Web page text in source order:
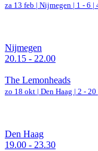
za 13 feb | Nijmegen | 1 - 6 |
Nijmegen
20.15 - 22.00
The Lemonheads
zo 18 okt | Den Haag | 2 - 20
Den Haag
19.00 - 23.30